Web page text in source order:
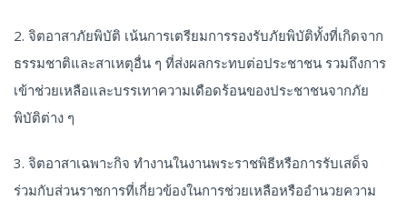
2. จิตอาสาภัยพิบัติ เน้นการเตรียมการรองรับภัยพิบัติทั้งที่เกิดจาก
ธรรมชาติและสาเหตุอื่น ๆ ที่ส่งผลกระทบต่อประชาชน รวมถึงการ
เข้าช่วยเหลือและบรรเทาความเดือดร้อนของประชาชนจากภัย
พิบัติต่าง ๆ
3. จิตอาสาเฉพาะกิจ ทำงานในงานพระราชพิธีหรือการรับเสด็จ
ร่วมกับส่วนราชการที่เกี่ยวข้องในการช่วยเหลือหรืออำนวยความ